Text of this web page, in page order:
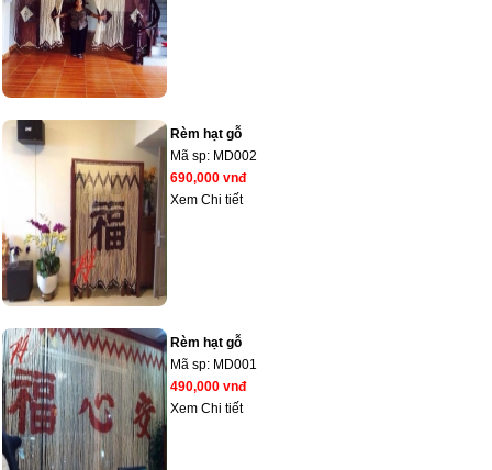
Rèm hạt gỗ
Mã sp: MD002
690,000 vnđ
Xem Chi tiết
Rèm hạt gỗ
Mã sp: MD001
490,000 vnđ
Xem Chi tiết